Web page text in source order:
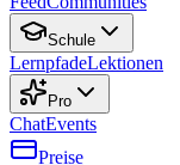
Schule
LernpfadeLektionen
Pro
ChatEvents
Preise